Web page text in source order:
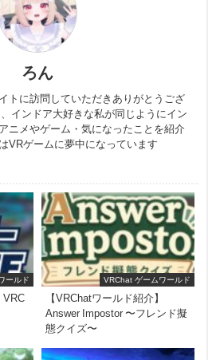
ろん
トに訪問していただきありがとうござ
インドア大好きな私が同じようにイン
ニメやゲーム・気になったことを紹介
VRゲームに夢中になっています
ールド
VRC
VRChat ゲームワールド
【VRChatワールド紹介】
Answer Impostor 〜フレンド擬
態クイズ〜